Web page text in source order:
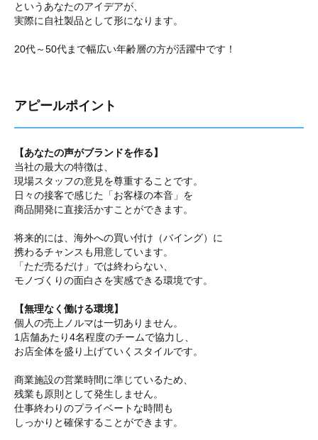
というあなたのアイデアが、
実際に自社製品として形になります。
20代～50代まで幅広い年齢層の方が活躍中です！
アピールポイント
【あなたの声がブランドを作る】
当社の最大の特徴は、
現場スタッフの意見を尊重することです。
日々の接客で感じた「お客様の本音」を
商品開発に直接活かすことができます。
将来的には、海外への買い付け（バイング）に
携わるチャンスも用意しています。
「ただ売るだけ」では終わらない、
モノづくりの面白さを実感できる環境です。
【無理なく働ける環境】
個人の売上ノルマは一切ありません。
1店舗あたり4名程度のチームで協力し、
お店全体を盛り上げていくスタイルです。
商業施設の営業時間に準じているため、
残業も原則として発生しません。
仕事終わりのプライベートな時間も
しっかりと確保することができます。